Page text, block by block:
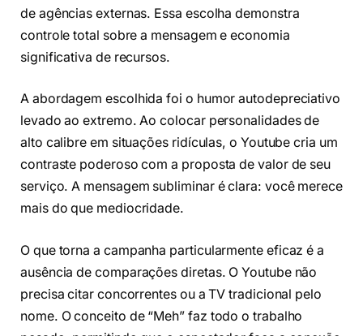
de agências externas. Essa escolha demonstra
controle total sobre a mensagem e economia
significativa de recursos.
A abordagem escolhida foi o humor autodepreciativo
levado ao extremo. Ao colocar personalidades de
alto calibre em situações ridículas, o Youtube cria um
contraste poderoso com a proposta de valor de seu
serviço. A mensagem subliminar é clara: você merece
mais do que mediocridade.
O que torna a campanha particularmente eficaz é a
ausência de comparações diretas. O Youtube não
precisa citar concorrentes ou a TV tradicional pelo
nome. O conceito de “Meh” faz todo o trabalho